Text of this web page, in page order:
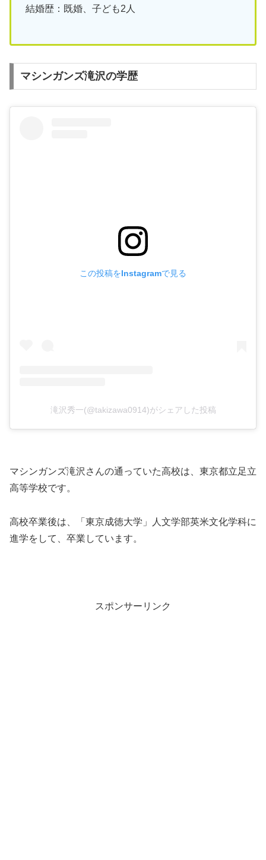
結婚歴：既婚、子ども2人
マシンガンズ滝沢の学歴
この投稿をInstagramで見る
滝沢秀一(@takizawa0914)がシェアした投稿
マシンガンズ滝沢さんの通っていた高校は、東京都立足立
高等学校です。
高校卒業後は、「東京成徳大学」人文学部英米文化学科に
進学をして、卒業しています。
スポンサーリンク